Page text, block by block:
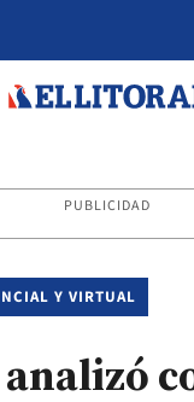
PUBLICIDAD
Y VIRTUAL